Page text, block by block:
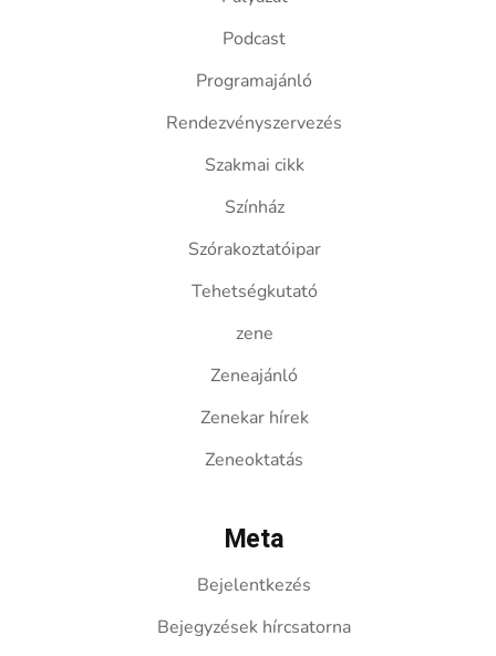
Podcast
Programajánló
Rendezvényszervezés
Szakmai cikk
Színház
Szórakoztatóipar
Tehetségkutató
zene
Zeneajánló
Zenekar hírek
Zeneoktatás
Meta
Bejelentkezés
Bejegyzések hírcsatorna